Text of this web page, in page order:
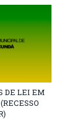
DE LEI EM